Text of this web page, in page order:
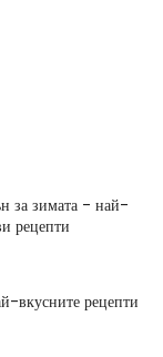
за зимата - най-
рецепти
вкусните рецепти